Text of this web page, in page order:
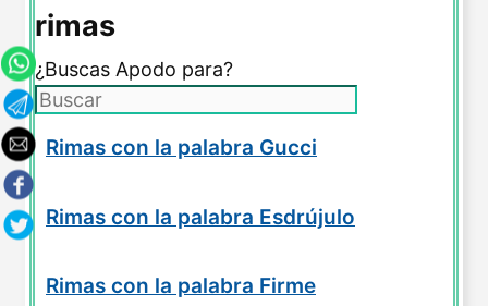
rimas
¿Buscas Apodo para?
Rimas con la palabra Gucci
Rimas con la palabra Esdrújulo
Rimas con la palabra Firme